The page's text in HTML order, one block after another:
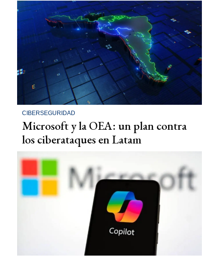
CIBERSEGURIDAD
Microsoft y la OEA: un plan contra
los ciberataques en Latam